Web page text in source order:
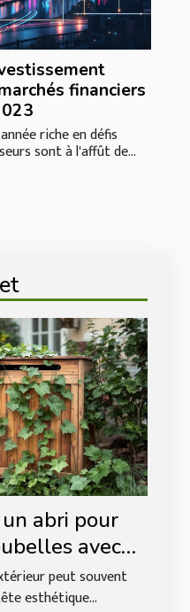
financiers
riche en défis
sont à l'affût de...
abri pour
avec
peut souvent
esthétique...